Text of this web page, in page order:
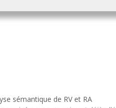
sémantique de RV et RA